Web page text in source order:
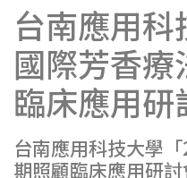
台南應用
國際芳香
臨床應用研
台南應用科技大學
期照顧臨床應用研討